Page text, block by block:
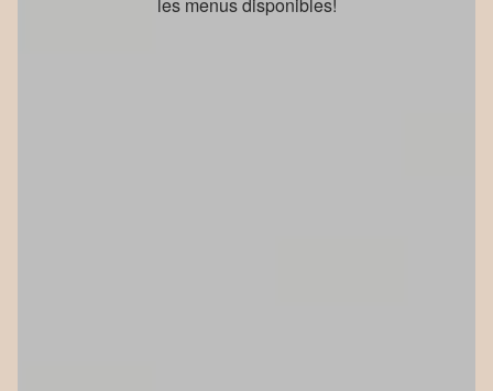
les menus disponibles!